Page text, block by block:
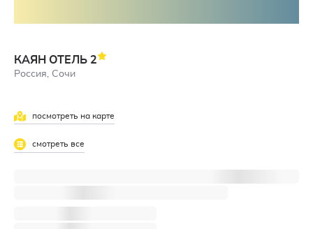
КАЯН ОТЕЛЬ 2
Россия, Сочи
посмотреть на карте
смотреть все